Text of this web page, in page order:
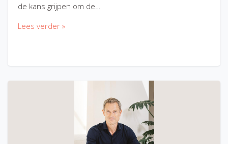
de kans grijpen om de…
Lees verder »